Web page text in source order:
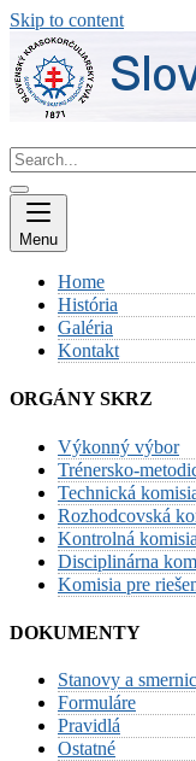
Skip to content
Menu
Home
História
Galéria
Kontakt
ORGÁNY SKRZ
Výkonný výbor
Trénersko-
Technická
Rozhodcovská
Kontrolná komisia
Disciplinárna
Komisia pre
DOKUMENTY
Stanovy a
Formuláre
Pravidlá
Ostatné